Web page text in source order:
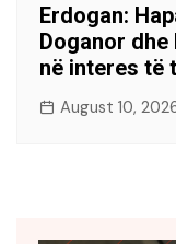
Erdogan:
Doganor
në interes të
August 10,